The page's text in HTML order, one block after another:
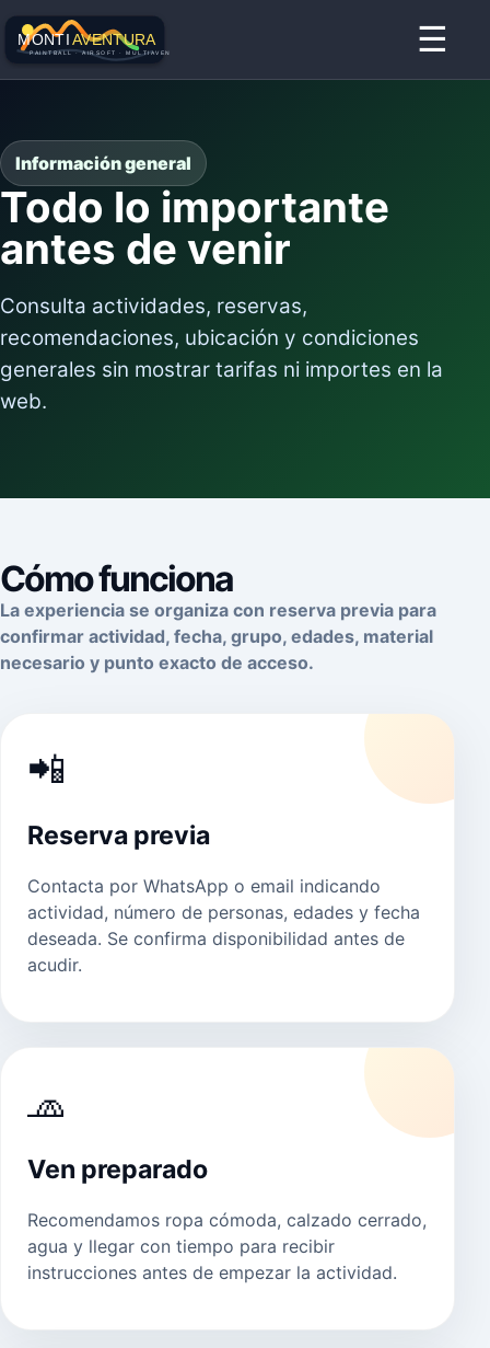
☰
Información general
Todo lo importante
antes de venir
Consulta actividades, reservas,
recomendaciones, ubicación y condiciones
generales sin mostrar tarifas ni importes en la
web.
Cómo funciona
La experiencia se organiza con reserva previa para
confirmar actividad, fecha, grupo, edades, material
necesario y punto exacto de acceso.
📲
Reserva previa
Contacta por WhatsApp o email indicando
actividad, número de personas, edades y fecha
deseada. Se confirma disponibilidad antes de
acudir.
🧢
Ven preparado
Recomendamos ropa cómoda, calzado cerrado,
agua y llegar con tiempo para recibir
instrucciones antes de empezar la actividad.